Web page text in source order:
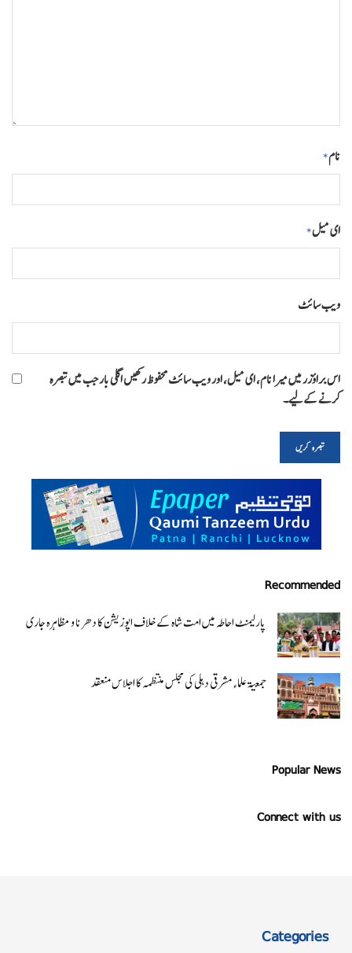
نام*
ای میل*
ویب‌ سائٹ
اس براؤزر میں میرا نام، ای میل، اور ویب سائٹ محفوظ رکھیں اگلی بار جب میں تبصرہ
کرنے کےلیے۔
Recommended
پارلیمنٹ احاطہ میں امت شاہ کے خلاف اپوزیشن کا دھرنا و مظاہرہ جاری
جمعیۃ علماء مشرقی دہلی کی مجلس منتظمہ کا اجلاس منعقد
Popular News
Connect with us
Categories